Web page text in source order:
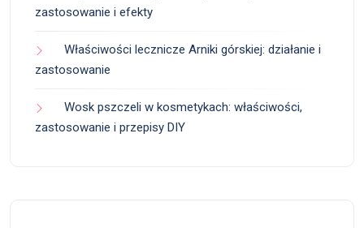
zastosowanie i efekty
Właściwości lecznicze Arniki górskiej: działanie i
zastosowanie
Wosk pszczeli w kosmetykach: właściwości,
zastosowanie i przepisy DIY